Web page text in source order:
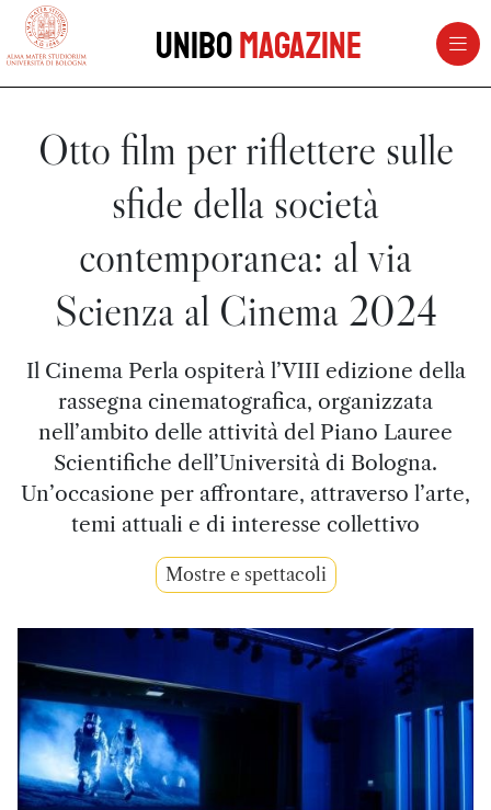
vai al contenuto della pagina
UniboMagazine
Otto film per riflettere sulle
sfide della società
contemporanea: al via
Scienza al Cinema 2024
Il Cinema Perla ospiterà l’VIII edizione della
rassegna cinematografica, organizzata
nell’ambito delle attività del Piano Lauree
Scientifiche dell’Università di Bologna.
Un’occasione per affrontare, attraverso l’arte,
temi attuali e di interesse collettivo
Mostre e spettacoli